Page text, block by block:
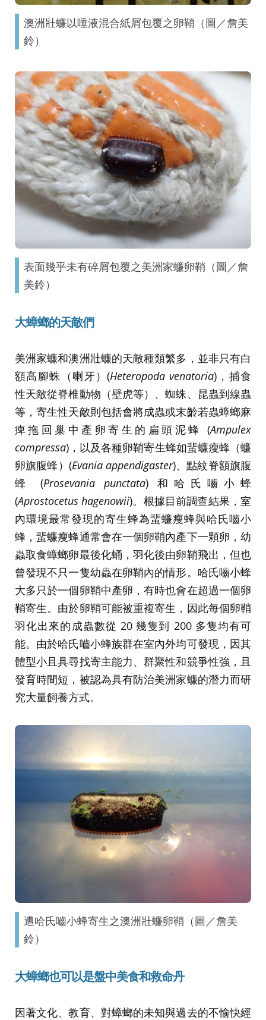
澳洲壯蠊以唾液混合紙屑包覆之卵鞘（圖／詹美
鈴）
表面幾乎未有碎屑包覆之美洲家蠊卵鞘（圖／詹
美鈴）
大蟑螂的天敵們
美洲家蠊和澳洲壯蠊的天敵種類繁多，並非只有白
額高腳蛛（喇牙）(Heteropoda venatoria)，捕食
性天敵從脊椎動物（壁虎等）、蜘蛛、昆蟲到線蟲
等，寄生性天敵則包括會將成蟲或末齡若蟲蟑螂麻
痺拖回巢中產卵寄生的扁頭泥蜂 (Ampulex
compressa)，以及各種卵鞘寄生蜂如蜚蠊瘦蜂（蠊
卵旗腹蜂）(Evania appendigaster)、點紋脊額旗腹
蜂 (Prosevania punctata) 和哈氏嚙小蜂
(Aprostocetus hagenowii)。根據目前調查結果，室
內環境最常發現的寄生蜂為蜚蠊瘦蜂與哈氏嚙小
蜂，蜚蠊瘦蜂通常會在一個卵鞘內產下一顆卵，幼
蟲取食蟑螂卵最後化蛹，羽化後由卵鞘飛出，但也
曾發現不只一隻幼蟲在卵鞘內的情形。哈氏嚙小蜂
大多只於一個卵鞘中產卵，有時也會在超過一個卵
鞘寄生。由於卵鞘可能被重複寄生，因此每個卵鞘
羽化出來的成蟲數從 20 幾隻到 200 多隻均有可
能。由於哈氏嚙小蜂族群在室內外均可發現，因其
體型小且具尋找寄主能力、群聚性和競爭性強，且
發育時間短，被認為具有防治美洲家蠊的潛力而研
究大量飼養方式。
遭哈氏嚙小蜂寄生之澳洲壯蠊卵鞘（圖／詹美
鈴）
大蟑螂也可以是盤中美食和救命丹
因著文化、教育、對蟑螂的未知與過去的不愉快經